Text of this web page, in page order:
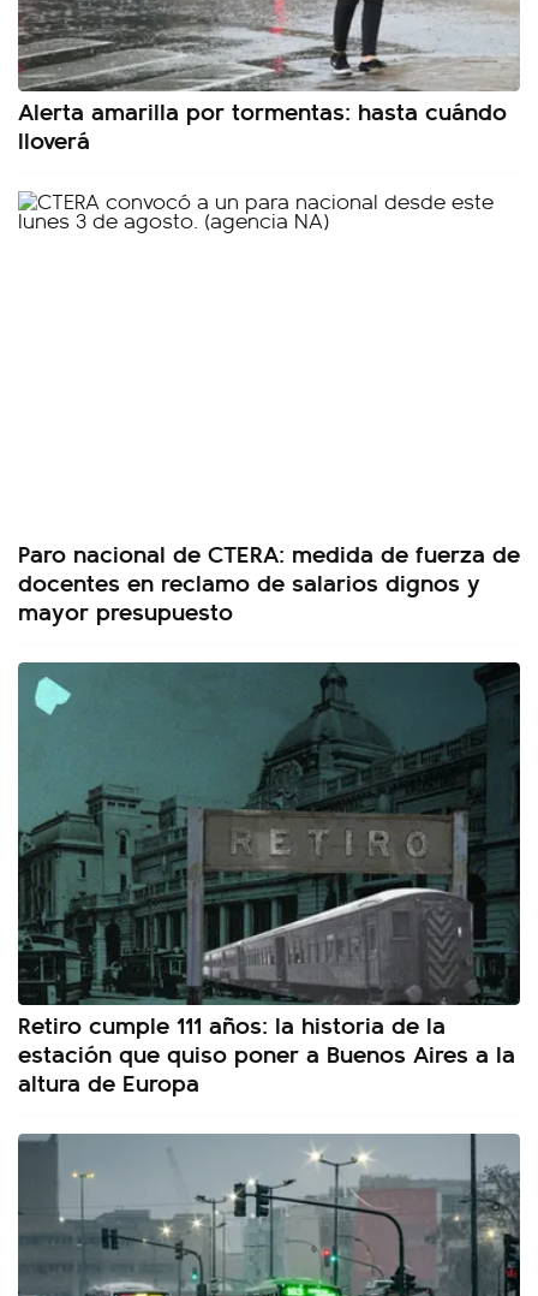
Alerta amarilla por tormentas: hasta cuándo
lloverá
Paro nacional de CTERA: medida de fuerza de
docentes en reclamo de salarios dignos y
mayor presupuesto
Retiro cumple 111 años: la historia de la
estación que quiso poner a Buenos Aires a la
altura de Europa